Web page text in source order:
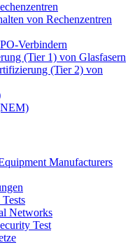
von Rechenzentren
Verbindern
(Tier 1) von Glasfasern
(Tier 2) von
Manufacturers
Networks
Test